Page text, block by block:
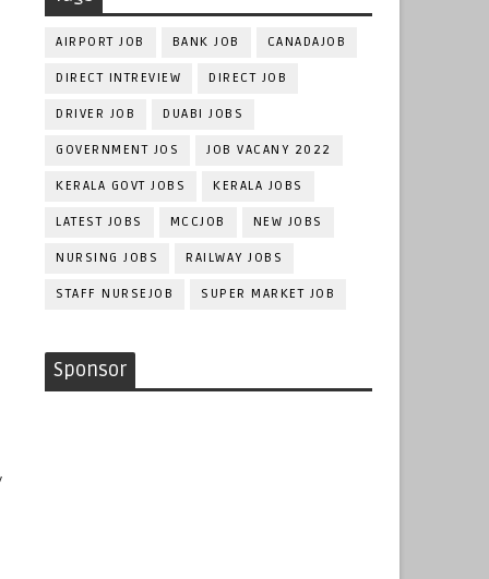
AIRPORT JOB BANK JOB CANADAJOB
DIRECT INTREVIEW DIRECT JOB
DRIVER JOB DUABI JOBS
GOVERNMENT JOS JOB VACANY 2022
KERALA GOVT JOBS KERALA JOBS
LATEST JOBS MCCJOB NEW JOBS
NURSING JOBS RAILWAY JOBS
STAFF NURSEJOB SUPER MARKET JOB
Sponsor